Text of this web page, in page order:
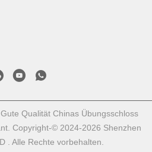
Qualität Chinas Übungsschloss
Copyright-© 2024-2026 Shenzhen
. Alle Rechte vorbehalten.